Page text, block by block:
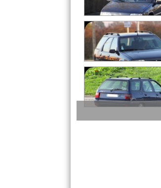
Note :17/20
Prix assurance :
(Bonus/Malus :
Véhicule très
il y a ce qu'il faut